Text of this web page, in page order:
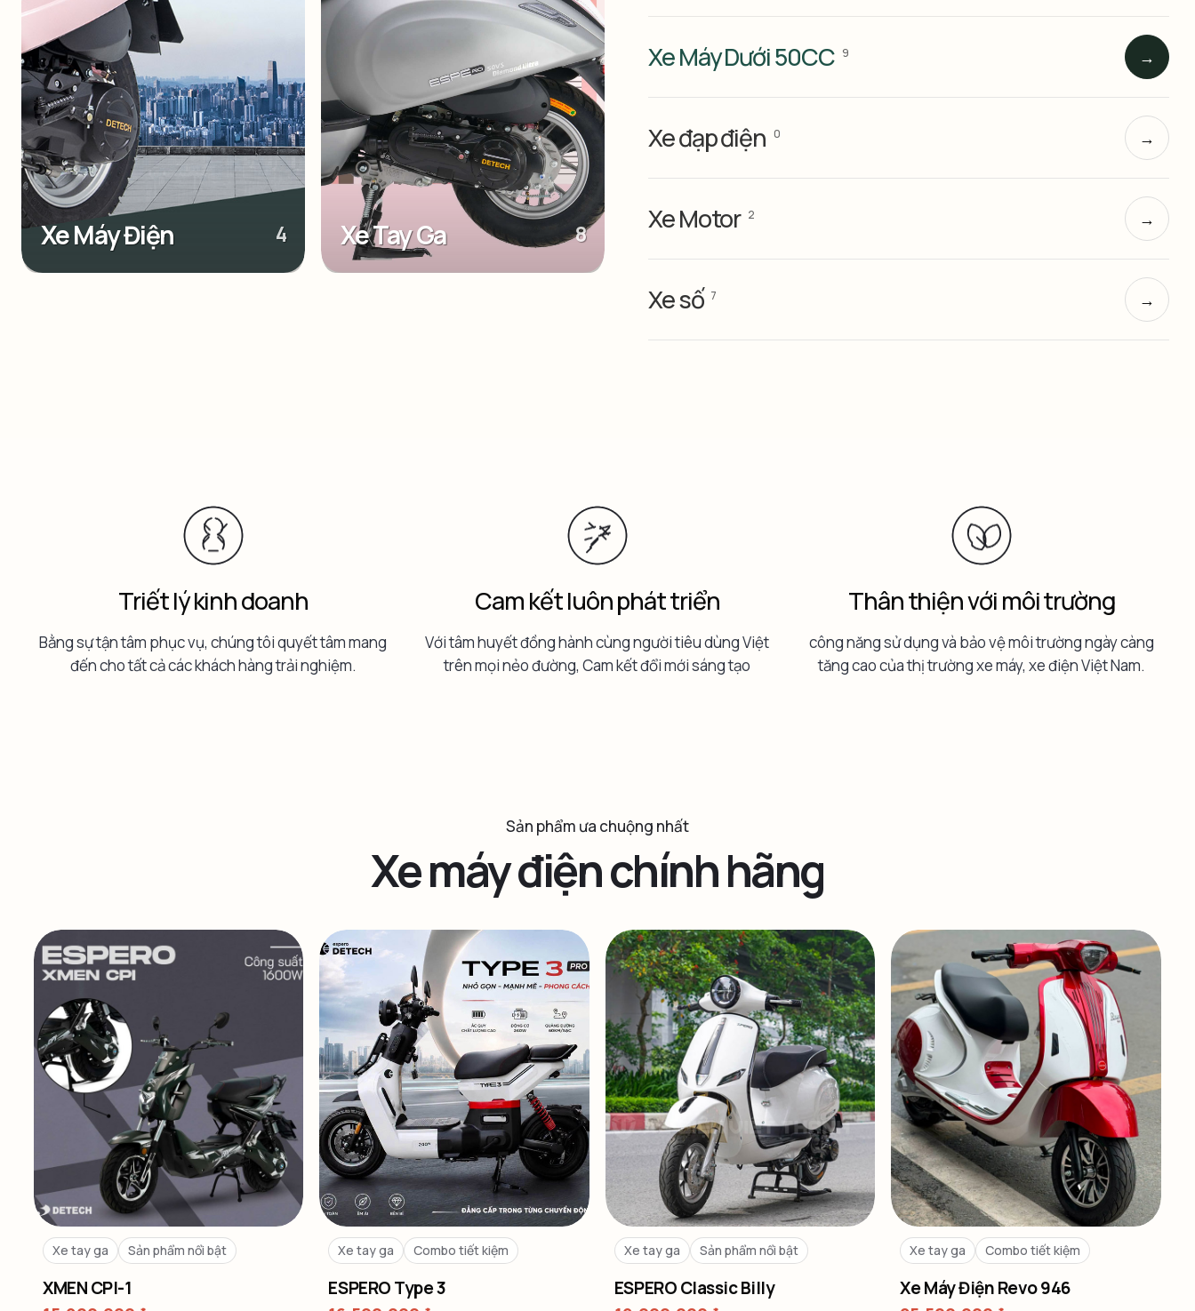
Xe Máy Điện 4 Xe Tay Ga 8
Xe Máy Dưới 50CC 9 →
Xe đạp điện 0 →
Xe Motor 2 →
Xe số 7 →
Triết lý kinh doanh
Bằng sự tận tâm phục vụ, chúng tôi quyết tâm mang
đến cho tất cả các khách hàng trải nghiệm.
Cam kết luôn phát triển
Với tâm huyết đồng hành cùng người tiêu dùng Việt
trên mọi nẻo đường, Cam kết đổi mới sáng tạo
Thân thiện với môi trường
công năng sử dụng và bảo vệ môi trường ngày càng
tăng cao của thị trường xe máy, xe điện Việt Nam.
Sản phẩm ưa chuộng nhất
Xe máy điện chính hãng
Xe tay ga Sản phẩm nổi bật
XMEN CPI-1
Xe tay ga Combo tiết kiệm
ESPERO Type 3
Xe tay ga Sản phẩm nổi bật
ESPERO Classic Billy
Xe tay ga Combo tiết kiệm
Xe Máy Điện Revo 946